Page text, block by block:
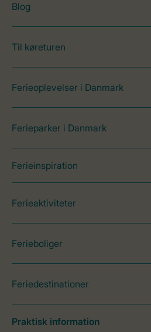
Blog
Til køreturen
Ferieoplevelser i Danmark
Ferieparker i Danmark
Ferieinspiration
Ferieaktiviteter
Ferieboliger
Feriedestinationer
Praktisk information